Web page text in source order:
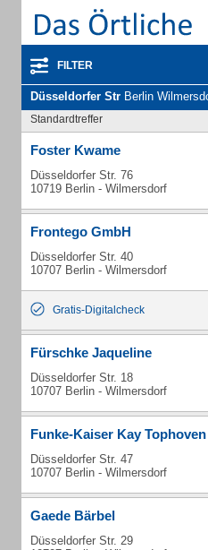
FILTER
Düsseldorfer Str Berlin Wilmersdorf - Unternehmen und
Standardtreffer
Foster Kwame
Düsseldorfer Str. 76
10719 Berlin - Wilmersdorf
Frontego GmbH
Düsseldorfer Str. 40
10707 Berlin - Wilmersdorf
Gratis-Digitalcheck
Fürschke Jaqueline
Düsseldorfer Str. 18
10707 Berlin - Wilmersdorf
Funke-Kaiser Kay
Düsseldorfer Str. 47
10707 Berlin - Wilmersdorf
Gaede Bärbel
Düsseldorfer Str. 29